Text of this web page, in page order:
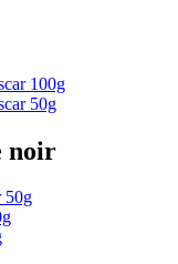
100g
50g
noir
50g